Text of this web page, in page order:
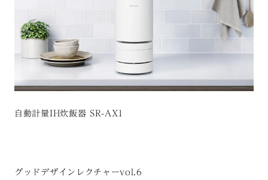
自動計量IH炊飯器 SR-AX1
グッドデザインレクチャーvol.6